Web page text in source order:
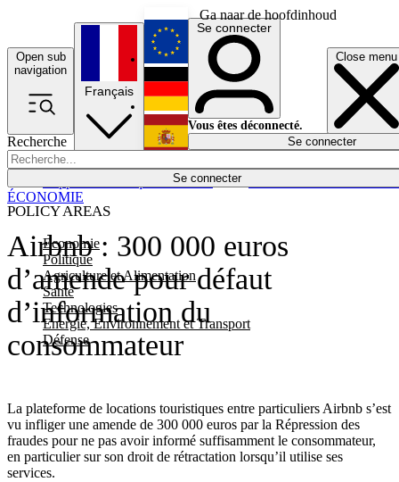
Ga naar de hoofdinhoud
Open sub
navigation
Close menu
Recherche
Se connecter
POLICY AREAS
Economie
Politique
Agriculture et Alimentation
Santé
Technologies
Energie, Environnement et Transport
Défense
Économie
Français
English
Deutsch
Español
Se connecter
Vous êtes déconnecté.
Se connecter
Airbnb : 300 000 euros
d’amende pour défaut
d’information du
consommateur
La plateforme de locations touristiques entre particuliers Airbnb s’est
vu infliger une amende de 300 000 euros par la Répression des
fraudes pour ne pas avoir informé suffisamment le consommateur,
en particulier sur son droit de rétractation lorsqu’il utilise ses
services.
ÉCONOMIE